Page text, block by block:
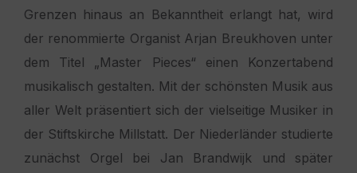
Grenzen hinaus an Bekanntheit erlangt hat, wird
der renommierte Organist Arjan Breukhoven unter
dem Titel „Master Pieces“ einen Konzertabend
musikalisch gestalten. Mit der schönsten Musik aus
aller Welt präsentiert sich der vielseitige Musiker in
der Stiftskirche Millstatt. Der Niederländer studierte
zunächst Orgel bei Jan Brandwijk und später